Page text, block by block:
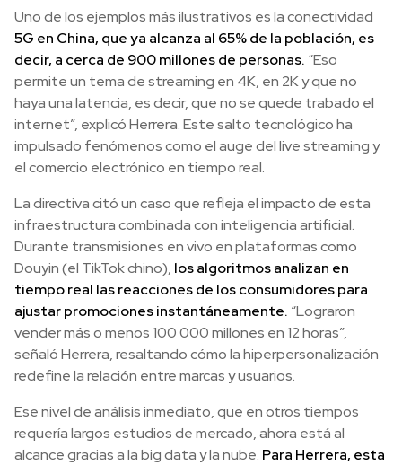
Uno de los ejemplos más ilustrativos es la conectividad
5G en China, que ya alcanza al 65% de la población, es
decir, a cerca de 900 millones de personas. “Eso
permite un tema de streaming en 4K, en 2K y que no
haya una latencia, es decir, que no se quede trabado el
internet”, explicó Herrera. Este salto tecnológico ha
impulsado fenómenos como el auge del live streaming y
el comercio electrónico en tiempo real.
La directiva citó un caso que refleja el impacto de esta
infraestructura combinada con inteligencia artificial.
Durante transmisiones en vivo en plataformas como
Douyin (el TikTok chino), los algoritmos analizan en
tiempo real las reacciones de los consumidores para
ajustar promociones instantáneamente. “Lograron
vender más o menos 100 000 millones en 12 horas”,
señaló Herrera, resaltando cómo la hiperpersonalización
redefine la relación entre marcas y usuarios.
Ese nivel de análisis inmediato, que en otros tiempos
requería largos estudios de mercado, ahora está al
alcance gracias a la big data y la nube. Para Herrera, esta